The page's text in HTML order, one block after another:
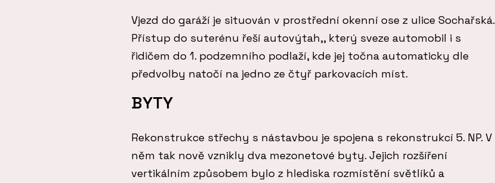
Vjezd do garáží je situován v prostřední okenní ose z ulice Sochařská.
Přístup do suterénu řeší autovýtah,, který sveze automobil i s
řidičem do 1. podzemního podlaží, kde jej točna automaticky dle
předvolby natočí na jedno ze čtyř parkovacích míst.
BYTY
Rekonstrukce střechy s nástavbou je spojena s rekonstrukcí 5. NP. V
něm tak nově vznikly dva mezonetové byty. Jejich rozšíření
vertikálním způsobem bylo z hlediska rozmístění světlíků a